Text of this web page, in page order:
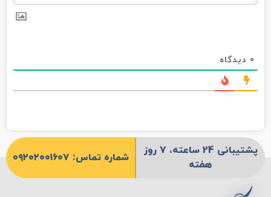
0 دیدگاه
پشتیبانی 24 ساعته، 7 روز
هفته
شماره تماس: ۰۹۲۰۲۰۰۱۶۰۷